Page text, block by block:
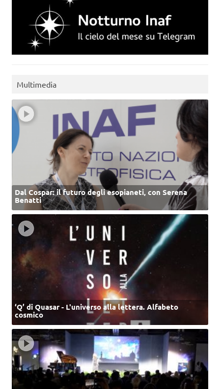
Multimedia
Dal Cospar: il futuro degli esopianeti, con Serena
Benatti
‘Q’ di Quasar - L'universo alla lettera. Alfabeto
cosmico